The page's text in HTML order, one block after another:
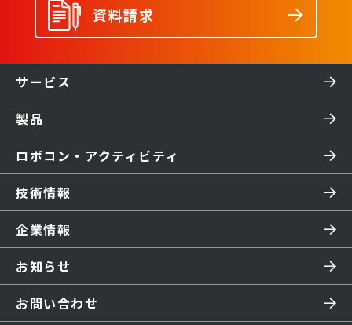
資料請求
サービス
製品
ロボコン・アクティビティ
技術情報
企業情報
お知らせ
お問い合わせ